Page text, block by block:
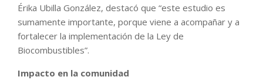
Érika Ubilla González, destacó que “este estudio es
sumamente importante, porque viene a acompañar y a
fortalecer la implementación de la Ley de
Biocombustibles”.
Impacto en la comunidad